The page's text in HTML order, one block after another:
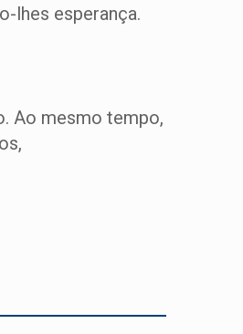
lhes esperança.
Ao mesmo tempo,